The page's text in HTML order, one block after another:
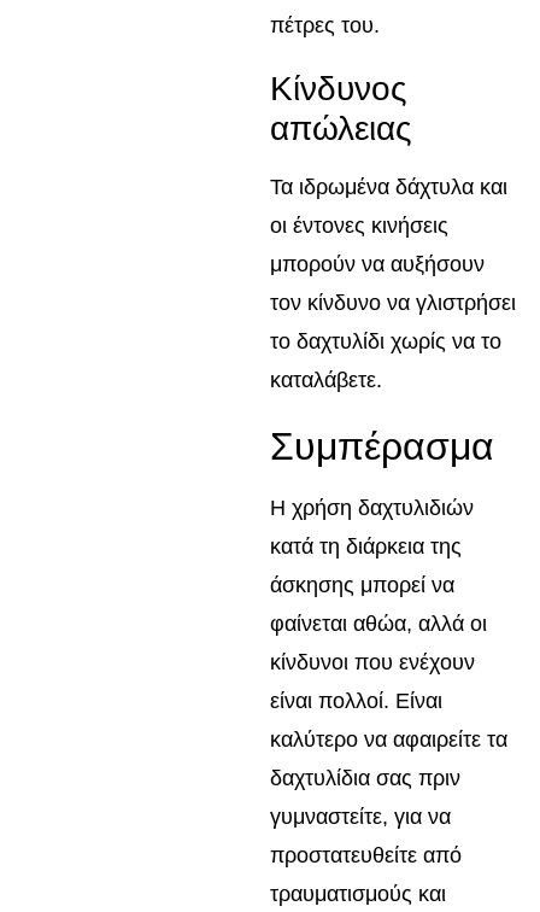
πέτρες του.
Κίνδυνος
απώλειας
Τα ιδρωμένα δάχτυλα και
οι έντονες κινήσεις
μπορούν να αυξήσουν
τον κίνδυνο να γλιστρήσει
το δαχτυλίδι χωρίς να το
καταλάβετε.
Συμπέρασμα
Η χρήση δαχτυλιδιών
κατά τη διάρκεια της
άσκησης μπορεί να
φαίνεται αθώα, αλλά οι
κίνδυνοι που ενέχουν
είναι πολλοί. Είναι
καλύτερο να αφαιρείτε τα
δαχτυλίδια σας πριν
γυμναστείτε, για να
προστατευθείτε από
τραυματισμούς και